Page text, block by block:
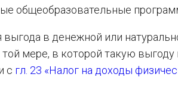
общеобразовательные
выгода в денежной или
мере, в которой такую
с гл. 23 «Налог на доходы